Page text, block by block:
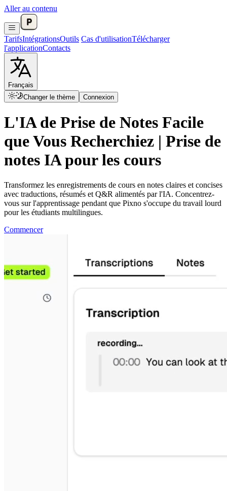
Aller au contenu
TarifsIntégrationsOutils Cas d'utilisationTélécharger
l'applicationContacts
Français
Changer le thème
Connexion
L'IA de Prise de Notes Facile
que Vous Recherchiez | Prise de
notes IA pour les cours
Transformez les enregistrements de cours en notes claires et concises
avec traductions, résumés et Q&R alimentés par l'IA. Concentrez-
vous sur l'apprentissage pendant que Pixno s'occupe du travail lourd
pour les étudiants multilingues.
Commencer